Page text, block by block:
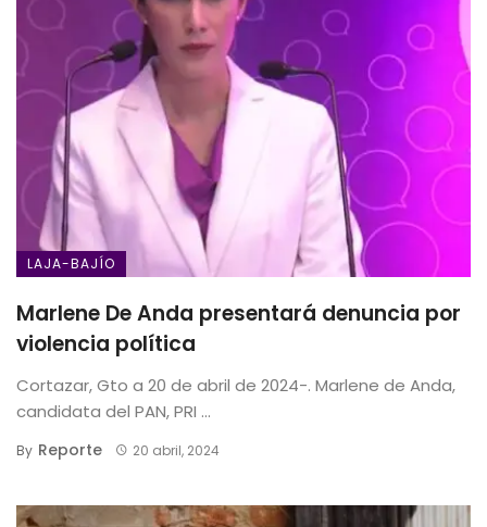
LAJA-BAJÍO
Marlene De Anda presentará denuncia por
violencia política
Cortazar, Gto a 20 de abril de 2024-. Marlene de Anda,
candidata del PAN, PRI ...
By Reporte 20 abril, 2024